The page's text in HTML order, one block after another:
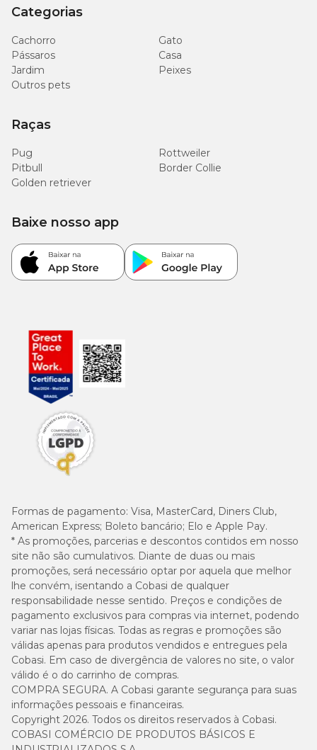
Categorias
Cachorro
Gato
Pássaros
Casa
Jardim
Peixes
Outros pets
Raças
Pug
Rottweiler
Pitbull
Border Collie
Golden retriever
Formas de pagamento: Visa, MasterCard, Diners Club,
American Express; Boleto bancário; Elo e Apple Pay.
* As promoções, parcerias e descontos contidos em nosso
site não são cumulativos. Diante de duas ou mais
promoções, será necessário optar por aquela que melhor
lhe convém, isentando a Cobasi de qualquer
responsabilidade nesse sentido. Preços e condições de
pagamento exclusivos para compras via internet, podendo
variar nas lojas físicas. Todas as regras e promoções são
válidas apenas para produtos vendidos e entregues pela
Cobasi. Em caso de divergência de valores no site, o valor
válido é o do carrinho de compras.
COMPRA SEGURA. A Cobasi garante segurança para suas
informações pessoais e financeiras.
Copyright 2026. Todos os direitos reservados à Cobasi.
COBASI COMÉRCIO DE PRODUTOS BÁSICOS E
Baixe nosso app